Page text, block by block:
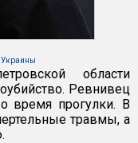
Украины
области
Ревнивец
время прогулки. В
травмы, а